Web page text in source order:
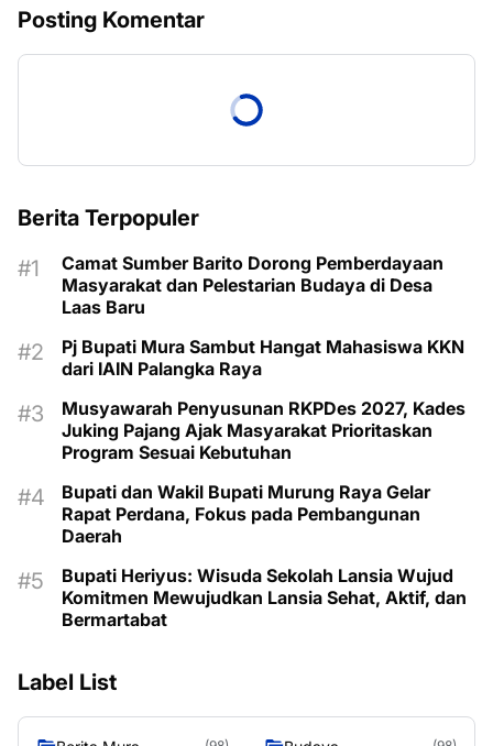
Posting Komentar
Berita Terpopuler
Camat Sumber Barito Dorong Pemberdayaan
Masyarakat dan Pelestarian Budaya di Desa
Laas Baru
Pj Bupati Mura Sambut Hangat Mahasiswa KKN
dari IAIN Palangka Raya
Musyawarah Penyusunan RKPDes 2027, Kades
Juking Pajang Ajak Masyarakat Prioritaskan
Program Sesuai Kebutuhan
Bupati dan Wakil Bupati Murung Raya Gelar
Rapat Perdana, Fokus pada Pembangunan
Daerah
Bupati Heriyus: Wisuda Sekolah Lansia Wujud
Komitmen Mewujudkan Lansia Sehat, Aktif, dan
Bermartabat
Label List